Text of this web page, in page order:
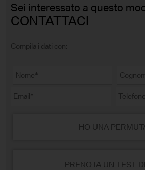
Sei interessato a questo
CONTATTACI
Compila i dati con:
HO UNA
PRENOTA UN TEST